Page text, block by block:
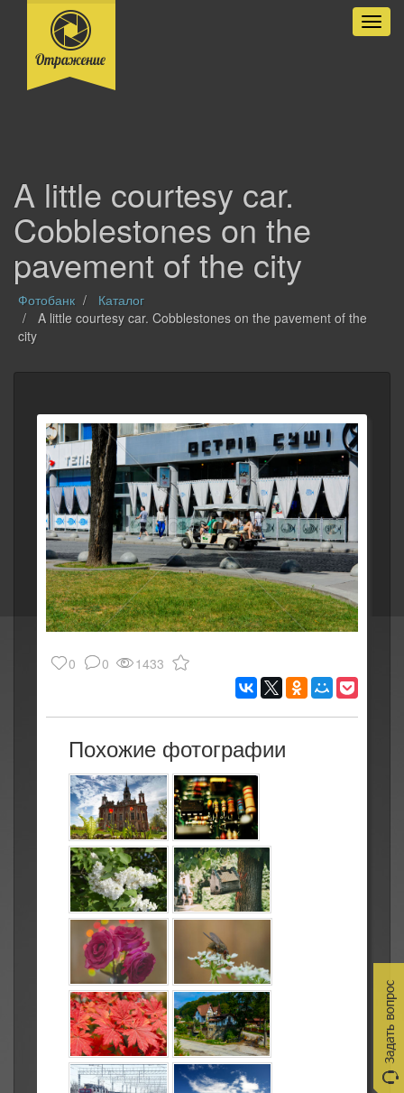
A little courtesy car.
Cobblestones on the
pavement of the city
Фотобанк
Каталог
A little courtesy car. Cobblestones on the pavement of the
city
0 0 1433
Похожие фотографии